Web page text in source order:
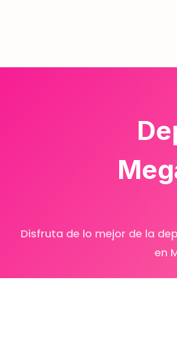
Disfruta de lo mejor de la
en